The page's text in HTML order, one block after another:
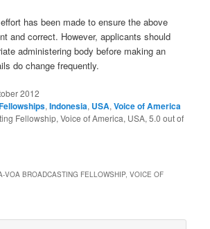
has been made to ensure the above
and correct. However, applicants should
administering body before making an
do change frequently.
2012
,Indonesia, USA,Voice of America
Fellowship, Voice of America, USA,5.0 out of
VOA BROADCASTING FELLOWSHIP, VOICE OF